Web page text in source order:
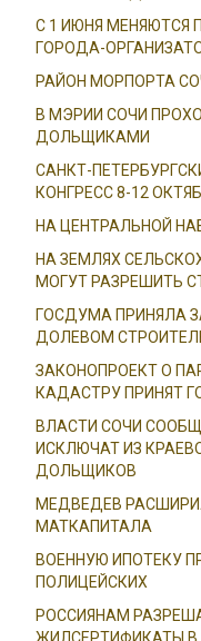
С 1 ИЮНЯ МЕНЯЮТСЯ
ГОРОДА-
РАЙОН МОРПОРТА
В МЭРИИ СОЧИ
ДОЛЬЩИКАМИ
САНКТ-
КОНГРЕСС 8-12
НА ЦЕНТРАЛЬНОЙ
НА ЗЕМЛЯХ
МОГУТ РАЗРЕШИТЬ
ГОСДУМА ПРИНЯЛА
ДОЛЕВОМ
ЗАКОНОПРОЕКТ О
КАДАСТРУ ПРИНЯТ
ВЛАСТИ СОЧИ
ИСКЛЮЧАТ ИЗ
ДОЛЬЩИКОВ
МЕДВЕДЕВ
МАТКАПИТАЛА
ВОЕННУЮ ИПОТЕКУ
ПОЛИЦЕЙСКИХ
РОССИЯНАМ